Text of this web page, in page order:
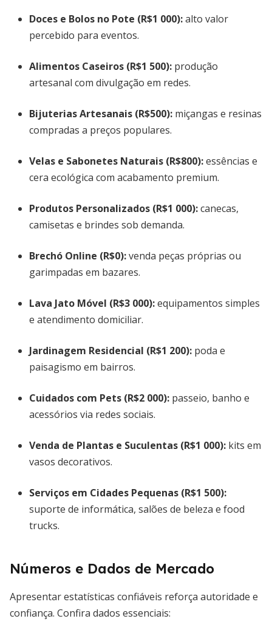
Doces e Bolos no Pote (R$1 000):alto valor
percebido para eventos.
Alimentos Caseiros (R$1 500): produção
artesanal com divulgação em redes.
Bijuterias Artesanais (R$500): miçangas e resinas
compradas a preços populares.
Velas e Sabonetes Naturais (R$800):essências e
cera ecológica com acabamento premium.
Produtos Personalizados (R$1 000):canecas,
camisetas e brindes sob demanda.
Brechó Online (R$0):venda peças próprias ou
garimpadas em bazares.
Lava Jato Móvel (R$3 000):equipamentos simples
e atendimento domiciliar.
Jardinagem Residencial (R$1 200): poda e
paisagismo em bairros.
Cuidados com Pets (R$2 000): passeio, banho e
acessórios via redes sociais.
Venda de Plantas e Suculentas (R$1 000): kits em
vasos decorativos.
Serviços em Cidades Pequenas (R$1 500):
suporte de informática, salões de beleza e food
trucks.
Números e Dados de Mercado
Apresentar estatísticas confiáveis reforça autoridade e
confiança. Confira dados essenciais: